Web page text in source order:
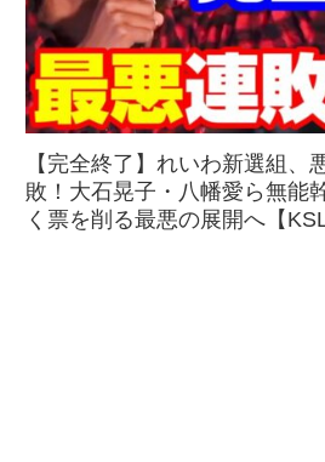
【完全終了】れいわ新選組、
敗！大石晃子・八幡愛ら無能
く票を削る最悪の展開へ【